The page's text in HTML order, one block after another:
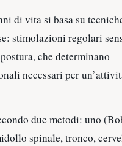
di vita si basa su
stimolazioni regolari
che determinano
necessari per
due metodi: uno
spinale, tronco,